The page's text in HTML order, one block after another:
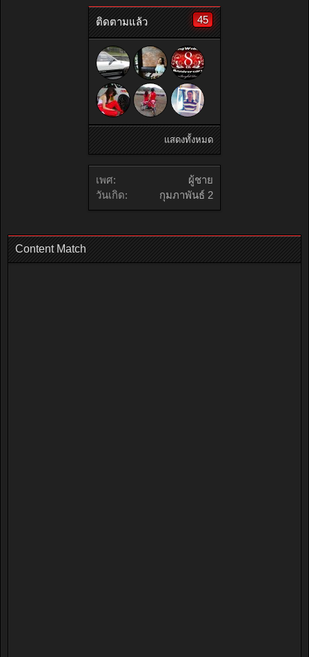
ติดตามแล้ว 45
แสดงทั้งหมด
เพศ:
ผู้ชาย
วันเกิด:
กุมภาพันธ์ 2
Content Match